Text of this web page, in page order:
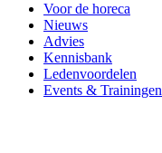
Voor de horeca
Nieuws
Advies
Kennisbank
Ledenvoordelen
Events & Trainingen